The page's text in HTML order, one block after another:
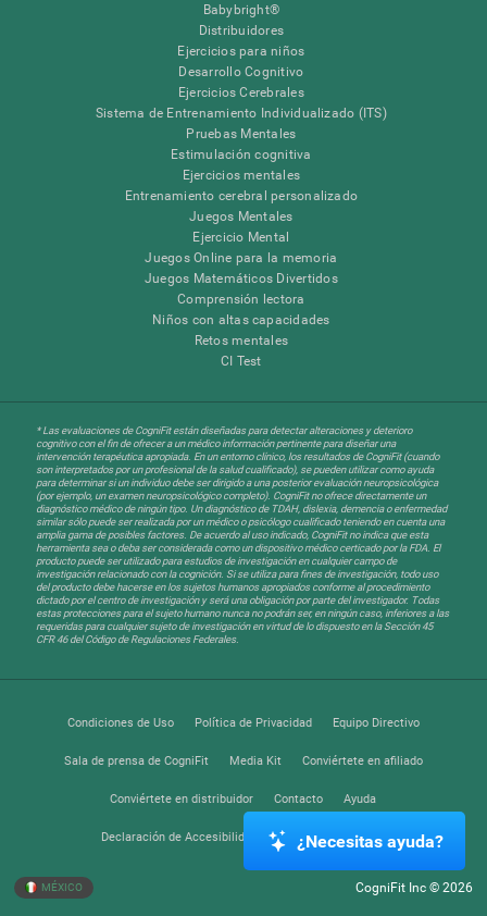
Babybright®
Distribuidores
Ejercicios para niños
Desarrollo Cognitivo
Ejercicios Cerebrales
Sistema de Entrenamiento Individualizado (ITS)
Pruebas Mentales
Estimulación cognitiva
Ejercicios mentales
Entrenamiento cerebral personalizado
Juegos Mentales
Ejercicio Mental
Juegos Online para la memoria
Juegos Matemáticos Divertidos
Comprensión lectora
Niños con altas capacidades
Retos mentales
CI Test
* Las evaluaciones de CogniFit están diseñadas para detectar alteraciones y deterioro
cognitivo con el fin de ofrecer a un médico información pertinente para diseñar una
intervención terapéutica apropiada. En un entorno clínico, los resultados de CogniFit (cuando
son interpretados por un profesional de la salud cualificado), se pueden utilizar como ayuda
para determinar si un individuo debe ser dirigido a una posterior evaluación neuropsicológica
(por ejemplo, un examen neuropsicológico completo). CogniFit no ofrece directamente un
diagnóstico médico de ningún tipo. Un diagnóstico de TDAH, dislexia, demencia o enfermedad
similar sólo puede ser realizada por un médico o psicólogo cualificado teniendo en cuenta una
amplia gama de posibles factores. De acuerdo al uso indicado, CogniFit no indica que esta
herramienta sea o deba ser considerada como un dispositivo médico certicado por la FDA. El
producto puede ser utilizado para estudios de investigación en cualquier campo de
investigación relacionado con la cognición. Si se utiliza para fines de investigación, todo uso
del producto debe hacerse en los sujetos humanos apropiados conforme al procedimiento
dictado por el centro de investigación y será una obligación por parte del investigador. Todas
estas protecciones para el sujeto humano nunca no podrán ser, en ningún caso, inferiores a las
requeridas para cualquier sujeto de investigación en virtud de lo dispuesto en la Sección 45
CFR 46 del Código de Regulaciones Federales.
Condiciones de Uso Política de Privacidad Equipo Directivo
Sala de prensa de CogniFit Media Kit Conviértete en afiliado
Conviértete en distribuidor Contacto Ayuda
Declaración de Accesibilidad Centro de Confianza
MÉXICO CogniFit Inc © 2026
¿Necesitas ayuda?